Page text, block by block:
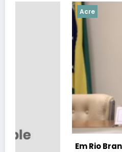
Em Rio Branco,